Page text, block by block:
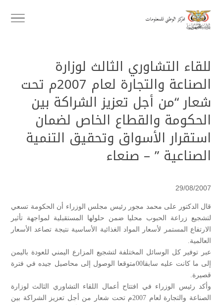
للقاء التشاوري الثالث لوزارة
الصناعة والتجارة لعام 2007م تحت
شعار “من أجل تعزيز الشراكة بين
الحكومة والقطاع الخاص لضمان
استقرار الأسواق وتحقيق التنمية
الصناعية ” – صنعاء
29/08/2007
قال الدكتور على محمد مجور رئيس مجلس الوزراء أن الحكومة تسعي
لتشجيع زراعة الحبوب محليا ضمن حلولها المستقبلية لمواجهة تأثير
الارتفاع المستمر لأسعار المواد الغذائية الأساسية نتيجة تصاعد الأسعار
العالمية.
عبر توفير كل الوسائل المختلفة لتشجيع المزارع اليمني للعودة باليمن
إلى ما كانت عليه سابقا00متوقعا الوصول إلى محاصيل جيده في فترة
قصيرة.
وأكد رئيس الوزراء في افتتاح أعمال اللقاء التشاوري الثالث لوزارة
الصناعة والتجارة لعام 2007م تحت شعار من أجل تعزيز الشراكة بين